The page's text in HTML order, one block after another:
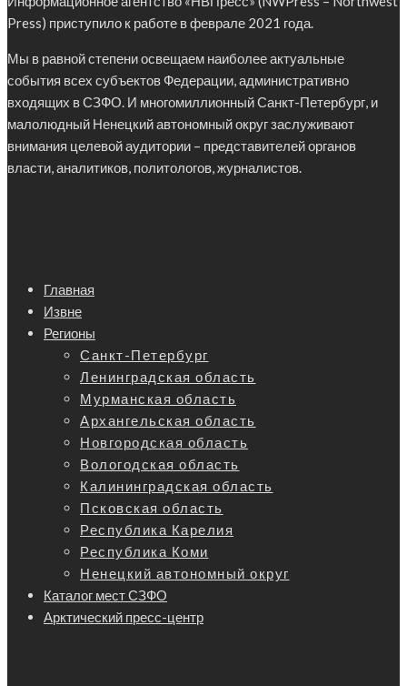
Press) приступило к работе в феврале 2021 года.
Мы в равной степени освещаем наиболее актуальные
события всех субъектов Федерации, административно
входящих в СЗФО. И многомиллионный Санкт-Петербург, и
малолюдный Ненецкий автономный округ заслуживают
внимания целевой аудитории – представителей органов
власти, аналитиков, политологов, журналистов.
Главная
Извне
Регионы
Санкт-Петербург
Ленинградская область
Мурманская область
Архангельская область
Новгородская область
Вологодская область
Калининградская область
Псковская область
Республика Карелия
Республика Коми
Ненецкий автономный округ
Каталог мест СЗФО
Арктический пресс-центр